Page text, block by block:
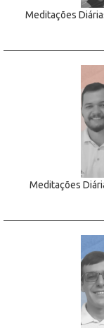
Meditações
Meditações